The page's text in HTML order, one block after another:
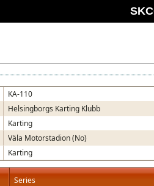
KA-110
Helsingborgs Karting Klubb
Karting
Väla Motorstadion (No)
Karting
Series